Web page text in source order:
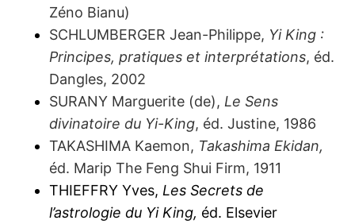
Zéno Bianu)
SCHLUMBERGER Jean-Philippe, Yi King :
Principes, pratiques et interprétations, éd.
Dangles, 2002
SURANY Marguerite (de),Le Sens
divinatoire du Yi-King, éd. Justine, 1986
TAKASHIMA Kaemon, Takashima Ekidan,
éd. Marip The Feng Shui Firm, 1911
THIEFFRY Yves,Les Secrets de
l’astrologie du Yi King, éd. Elsevier